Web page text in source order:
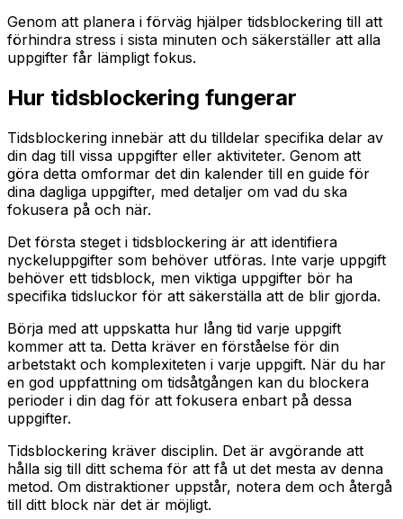
Genom att planera i förväg hjälper tidsblockering till att
förhindra stress i sista minuten och säkerställer att alla
uppgifter får lämpligt fokus.
Hur tidsblockering fungerar
Tidsblockering innebär att du tilldelar specifika delar av
din dag till vissa uppgifter eller aktiviteter. Genom att
göra detta omformar det din kalender till en guide för
dina dagliga uppgifter, med detaljer om vad du ska
fokusera på och när.
Det första steget i tidsblockering är att identifiera
nyckeluppgifter som behöver utföras. Inte varje uppgift
behöver ett tidsblock, men viktiga uppgifter bör ha
specifika tidsluckor för att säkerställa att de blir gjorda.
Börja med att uppskatta hur lång tid varje uppgift
kommer att ta. Detta kräver en förståelse för din
arbetstakt och komplexiteten i varje uppgift. När du har
en god uppfattning om tidsåtgången kan du blockera
perioder i din dag för att fokusera enbart på dessa
uppgifter.
Tidsblockering kräver disciplin. Det är avgörande att
hålla sig till ditt schema för att få ut det mesta av denna
metod. Om distraktioner uppstår, notera dem och återgå
till ditt block när det är möjligt.